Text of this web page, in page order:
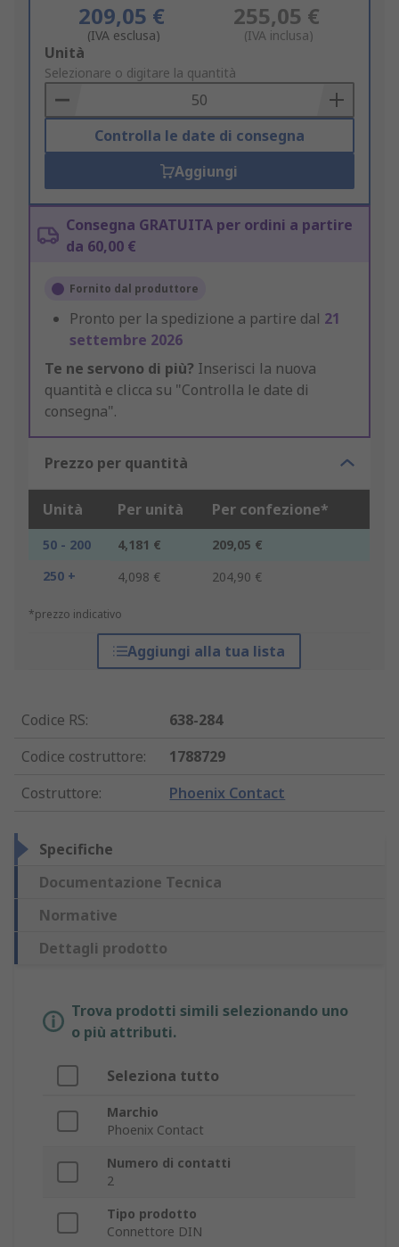
209,05 €
(IVA esclusa)
255,05 €
(IVA inclusa)
Add
to
Basket
Unità
Selezionare o digitare la quantità
Controlla le date di consegna
Aggiungi
Consegna GRATUITA per ordini a partire
da 60,00 €
Fornito dal produttore
Pronto per la spedizione a partire dal 21
settembre 2026
Te ne servono di più? Inserisci la nuova
quantità e clicca su "Controlla le date di
consegna".
Prezzo per quantità
Unità Per unità Per confezione*
50 - 200 4,181 €
209,05 €
250 +
4,098 € 204,90 €
*prezzo indicativo
Aggiungi alla tua lista
Codice RS:
638-284
Codice costruttore:
1788729
Costruttore: Phoenix Contact
Specifiche
Documentazione Tecnica
Normative
Dettagli prodotto
Trova prodotti simili selezionando uno
o più attributi.
Seleziona tutto
Marchio
Phoenix Contact
Numero di contatti
2
Tipo prodotto
Connettore DIN